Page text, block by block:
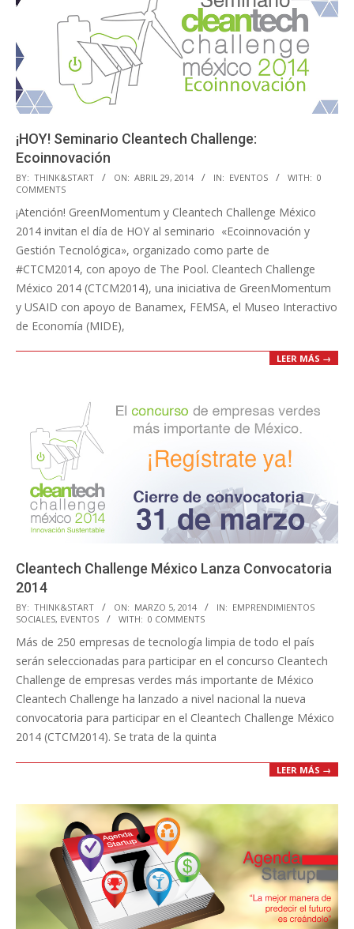
¡HOY! Seminario Cleantech Challenge:
Ecoinnovación
2014-
04-
29
BY: THINK&START ON: ABRIL 29, 2014 IN: EVENTOS WITH: 0
COMMENTS
¡Atención! GreenMomentum y Cleantech Challenge México
2014 invitan el día de HOY al seminario «Ecoinnovación y
Gestión Tecnológica», organizado como parte de
#CTCM2014, con apoyo de The Pool. Cleantech Challenge
México 2014 (CTCM2014), una iniciativa de GreenMomentum
y USAID con apoyo de Banamex, FEMSA, el Museo Interactivo
de Economía (MIDE),
LEER MÁS →
Cleantech Challenge México Lanza Convocatoria
2014
2014-
03-
05
BY: THINK&START ON: MARZO 5, 2014 IN: EMPRENDIMIENTOS
SOCIALES, EVENTOS WITH: 0 COMMENTS
Más de 250 empresas de tecnología limpia de todo el país
serán seleccionadas para participar en el concurso Cleantech
Challenge de empresas verdes más importante de México
Cleantech Challenge ha lanzado a nivel nacional la nueva
convocatoria para participar en el Cleantech Challenge México
2014 (CTCM2014). Se trata de la quinta
LEER MÁS →